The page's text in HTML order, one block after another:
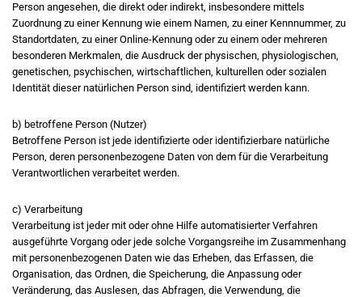
Person angesehen, die direkt oder indirekt, insbesondere mittels
Zuordnung zu einer Kennung wie einem Namen, zu einer Kennnummer, zu
Standortdaten, zu einer Online-Kennung oder zu einem oder mehreren
besonderen Merkmalen, die Ausdruck der physischen, physiologischen,
genetischen, psychischen, wirtschaftlichen, kulturellen oder sozialen
Identität dieser natürlichen Person sind, identifiziert werden kann.
b) betroffene Person (Nutzer)
Betroffene Person ist jede identifizierte oder identifizierbare natürliche
Person, deren personenbezogene Daten von dem für die Verarbeitung
Verantwortlichen verarbeitet werden.
c) Verarbeitung
Verarbeitung ist jeder mit oder ohne Hilfe automatisierter Verfahren
ausgeführte Vorgang oder jede solche Vorgangsreihe im Zusammenhang
mit personenbezogenen Daten wie das Erheben, das Erfassen, die
Organisation, das Ordnen, die Speicherung, die Anpassung oder
Veränderung, das Auslesen, das Abfragen, die Verwendung, die